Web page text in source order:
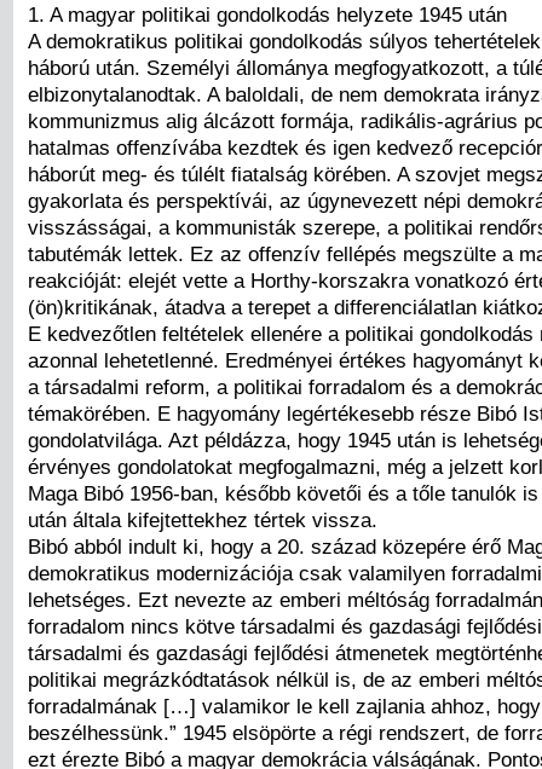
1. A magyar politikai gondolkodás helyzete 1945 után
A demokratikus politikai gondolkodás súlyos
háború után. Személyi állománya megfogyatkozott, a
elbizonytalanodtak. A baloldali, de nem demokrata
kommunizmus alig álcázott formája, radikális-agrárius
hatalmas offenzívába kezdtek és igen kedvező
háborút meg- és túlélt fiatalság körében. A szovjet
gyakorlata és perspektívái, az úgynevezett népi
visszásságai, a kommunisták szerepe, a politikai
tabutémák lettek. Ez az offenzív fellépés megszülte a
reakcióját: elejét vette a Horthy-korszakra vonatkozó
(ön)kritikának, átadva a terepet a differenciálatlan
E kedvezőtlen feltételek ellenére a politikai gondolkodás
azonnal lehetetlenné. Eredményei értékes hagyományt
a társadalmi reform, a politikai forradalom és a
témakörében. E hagyomány legértékesebb része Bibó
gondolatvilága. Azt példázza, hogy 1945 után is
érvényes gondolatokat megfogalmazni, még a jelzett
Maga Bibó 1956-ban, később követői és a tőle tanulók
után általa kifejtettekhez tértek vissza.
Bibó abból indult ki, hogy a 20. század közepére érő
demokratikus modernizációja csak valamilyen
lehetséges. Ezt nevezte az emberi méltóság
forradalom nincs kötve társadalmi és gazdasági
társadalmi és gazdasági fejlődési átmenetek
politikai megrázkódtatások nélkül is, de az emberi
forradalmának […] valamikor le kell zajlania ahhoz,
beszélhessünk.” 1945 elsöpörte a régi rendszert, de
ezt érezte Bibó a magyar demokrácia válságának.